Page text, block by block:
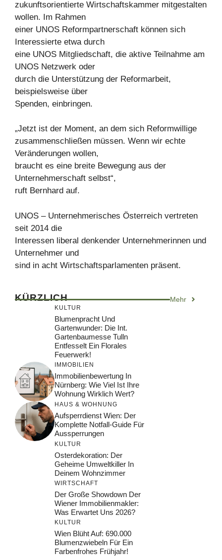
zukunftsorientierte Wirtschaftskammer mitgestalten
wollen. Im Rahmen
einer UNOS Reformpartnerschaft können sich
Interessierte etwa durch
eine UNOS Mitgliedschaft, die aktive Teilnahme am
UNOS Netzwerk oder
durch die Unterstützung der Reformarbeit,
beispielsweise über
Spenden, einbringen.
„Jetzt ist der Moment, an dem sich Reformwillige
zusammenschließen müssen. Wenn wir echte
Veränderungen wollen,
braucht es eine breite Bewegung aus der
Unternehmerschaft selbst“,
ruft Bernhard auf.
UNOS – Unternehmerisches Österreich vertreten
seit 2014 die
Interessen liberal denkender Unternehmerinnen und
Unternehmer und
sind in acht Wirtschaftsparlamenten präsent.
KÜRZLICH Mehr
KULTUR
Blumenpracht Und
Gartenwunder: Die Int.
Gartenbaumesse Tulln
Entfesselt Ein Florales
Feuerwerk!
IMMOBILIEN
Immobilienbewertung In
Nürnberg: Wie Viel Ist Ihre
Wohnung Wirklich Wert?
HAUS & WOHNUNG
Aufsperrdienst Wien: Der
Komplette Notfall-Guide Für
Aussperrungen
KULTUR
Osterdekoration: Der
Geheime Umweltkiller In
Deinem Wohnzimmer
WIRTSCHAFT
Der Große Showdown Der
Wiener Immobilienmakler:
Was Erwartet Uns 2026?
KULTUR
Wien Blüht Auf: 690.000
Blumenzwiebeln Für Ein
Farbenfrohes Frühjahr!